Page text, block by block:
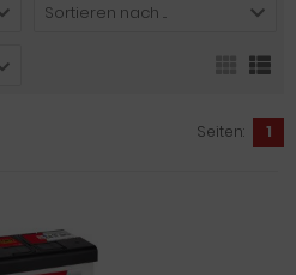
Sortieren nach ...
Seiten: 1